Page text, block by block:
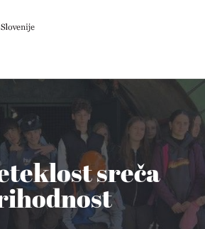
sreča